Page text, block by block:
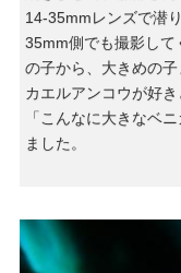
14-35mmレンズで潜
35mm側でも撮影して
の子から、大きめの子
カエルアンコウが好
「こんなに大きなベ
ました。